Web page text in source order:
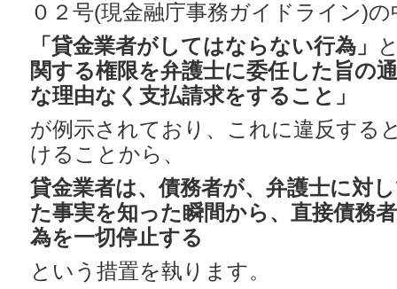
０２号(現金融庁事務ガイドライン)の
「貸金業者がしてはならない行為」
関する権限を弁護士に委任した旨の
な理由なく支払請求をすること」
が例示されており、これに違反する
けることから、
貸金業者は、債務者が、弁護士に対
た事実を知った瞬間から、直接債務
為を一切停止する
という措置を執ります。